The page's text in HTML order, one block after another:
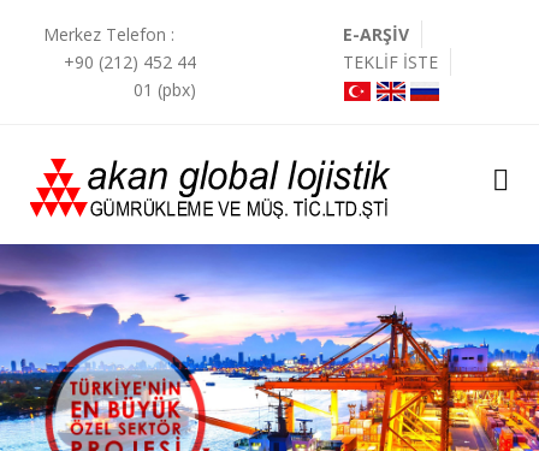
Merkez Telefon :
+90 (212) 452 44
01 (pbx)
E-ARŞİV
TEKLİF İSTE